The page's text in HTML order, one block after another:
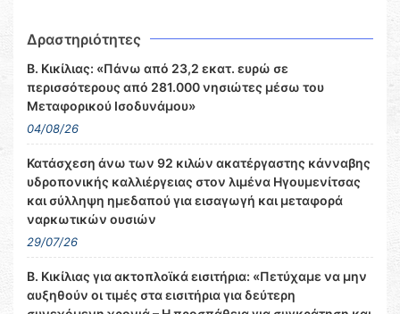
Δραστηριότητες
Β. Κικίλιας: «Πάνω από 23,2 εκατ. ευρώ σε
περισσότερους από 281.000 νησιώτες μέσω του
Μεταφορικού Ισοδυνάμου»
04/08/26
Κατάσχεση άνω των 92 κιλών ακατέργαστης κάνναβης
υδροπονικής καλλιέργειας στον λιμένα Ηγουμενίτσας
και σύλληψη ημεδαπού για εισαγωγή και μεταφορά
ναρκωτικών ουσιών
29/07/26
Β. Κικίλιας για ακτοπλοϊκά εισιτήρια: «Πετύχαμε να μην
αυξηθούν οι τιμές στα εισιτήρια για δεύτερη